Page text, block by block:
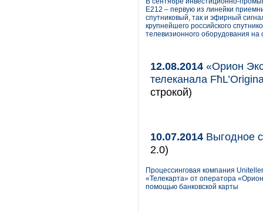
E212 – первую из линейки
спутниковый, так и эфирный
крупнейшего российского
телевизионного оборудования на
12.08.2014 «Орион
телеканала
строкой)
10.07.2014 Выгодное
2.0)
Процессинговая компания
«Телекарта» от оператора
помощью банковской карты